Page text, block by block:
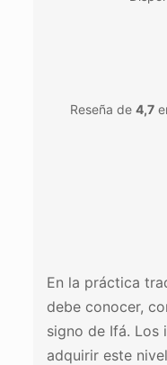
Reseña de 4,7
En la práctica
debe conocer,
signo de Ifá. Los
adquirir este